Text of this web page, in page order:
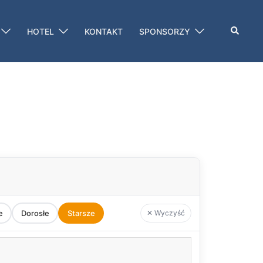
HOTEL KONTAKT SPONSORZY Szukaj
Dorosłe Starsze ✕ Wyczyść